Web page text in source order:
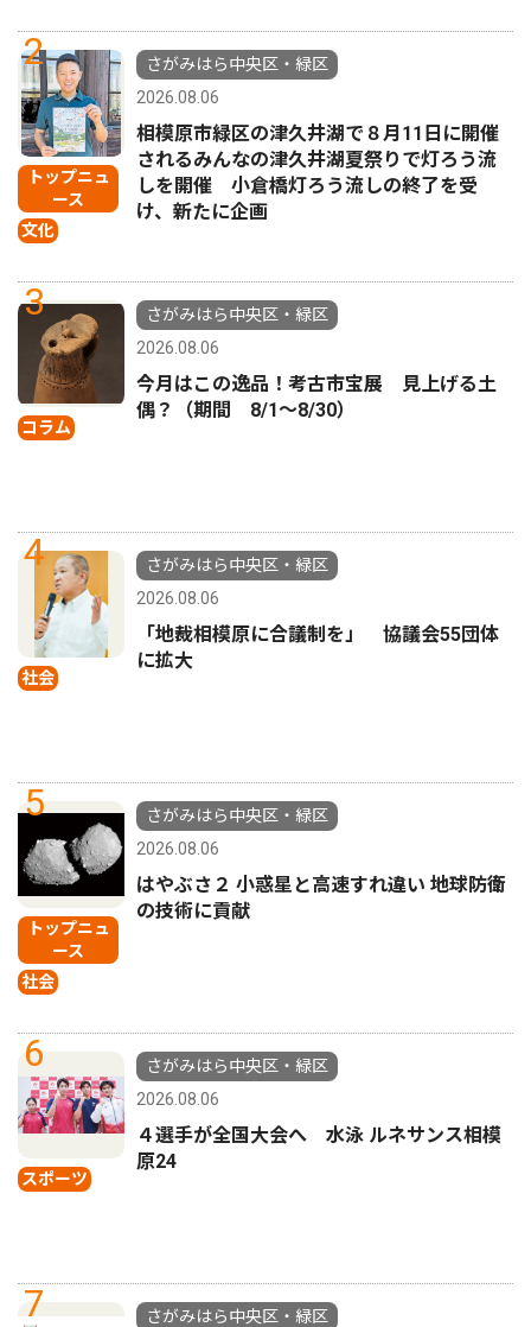
2
トップニュ
ース
文化
さがみはら中央区・緑区
2026.08.06
相模原市緑区の津久井湖で８月11日に開催
されるみんなの津久井湖夏祭りで灯ろう流
しを開催 小倉橋灯ろう流しの終了を受
け、新たに企画
3
コラム
さがみはら中央区・緑区
2026.08.06
今月はこの逸品！考古市宝展 見上げる土
偶？（期間 8/1〜8/30）
4
社会
さがみはら中央区・緑区
2026.08.06
「地裁相模原に合議制を」 協議会55団体
に拡大
5
トップニュ
ース
社会
さがみはら中央区・緑区
2026.08.06
はやぶさ２ 小惑星と高速すれ違い 地球防衛
の技術に貢献
6
スポーツ
さがみはら中央区・緑区
2026.08.06
４選手が全国大会へ 水泳 ルネサンス相模
原24
7
さがみはら中央区・緑区